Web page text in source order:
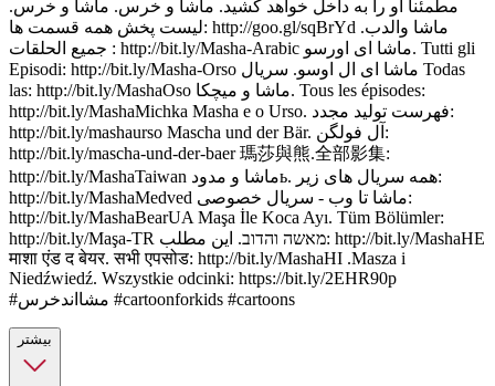
مطمئناً او را به داخل خواهد کشید. ماشا و خرس. ماشا و خرس.
لیست پخش همه قسمت ها: http://goo.gl/sqBrYd ماشا والدب.
جميع الحلقات : http://bit.ly/Masha-Arabic ماشا ای اورسو. Tutti gli
Episodi: http://bit.ly/Masha-Orso ماشا ای ال اوسو. سریال Todas
las: http://bit.ly/MashaOso ماشا و میچکا. Tous les épisodes:
http://bit.ly/MashaMichka Masha e o Urso. فهرست تولید مجدد:
http://bit.ly/mashaurso Mascha und der Bär. آل فولگن:
http://bit.ly/mascha-und-der-baer 瑪莎與熊.全部影集:
http://bit.ly/MashaTaiwan ماشا و مدودь. همه سریال های زیر:
http://bit.ly/MashaMedved ماشا تا وب - سریال خصوصی:
http://bit.ly/MashaBearUA Maşa İle Koca Ayı. Tüm Bölümler:
http://bit.ly/Maşa-TR מאשה והדוב. این مطلب: http://bit.ly/MashaHE
माशा एंड द बेयर. सभी एपसोड: http://bit.ly/MashaHI .Masza i
Niedźwiedź. Wszystkie odcinki: https://bit.ly/2EHR90p
#مشااندخرس #cartoonforkids #cartoons
بیشتر